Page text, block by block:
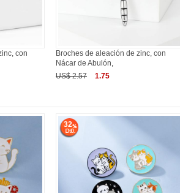
con
Broches de aleación de zinc, con
Nácar de Abulón,
US$ 2.57
1.75
32